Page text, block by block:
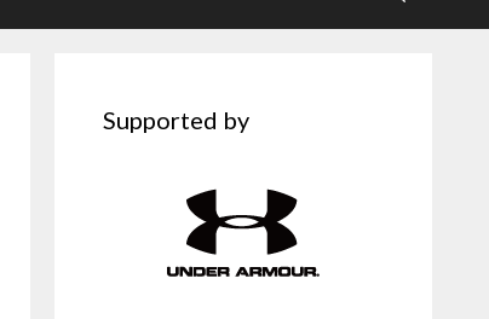
Supported by